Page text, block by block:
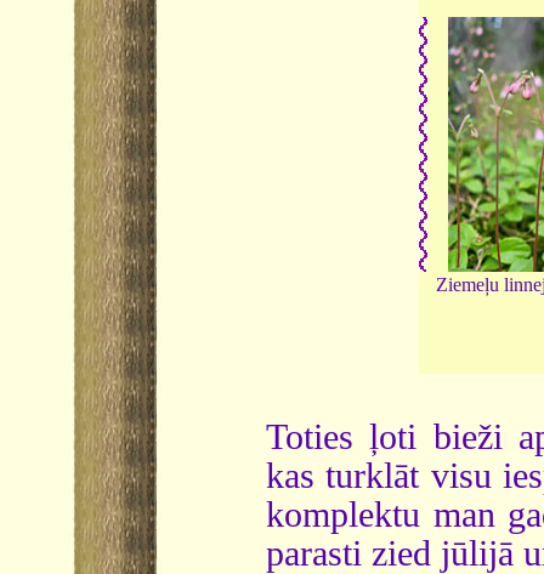
Ziemeļu
Toties ļoti bieži
kas turklāt visu
komplektu man
parasti zied jūlijā